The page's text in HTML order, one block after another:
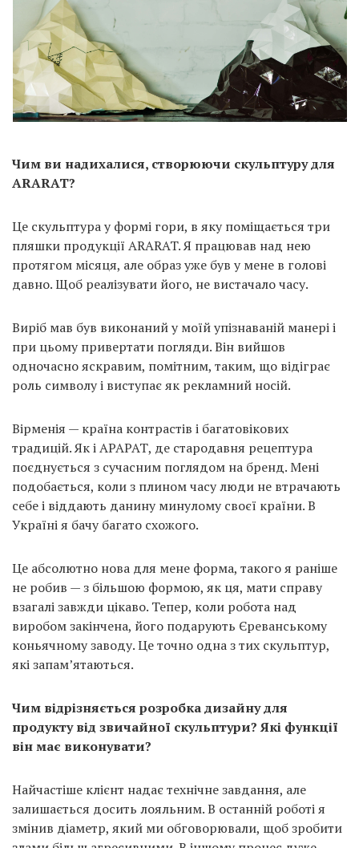
Чим ви надихалися, створюючи скульптуру для
ARARAT?
Це скульптура у формі гори, в яку поміщається три
пляшки продукції ARARAT. Я працював над нею
протягом місяця, але образ уже був у мене в голові
давно. Щоб реалізувати його, не вистачало часу.
Виріб мав був виконаний у моїй упізнаваній манері і
при цьому привертати погляди. Він вийшов
одночасно яскравим, помітним, таким, що відіграє
роль символу і виступає як рекламний носій.
Вірменія — країна контрастів і багатовікових
традицій. Як і АРАРАТ, де стародавня рецептура
поєднується з сучасним поглядом на бренд. Мені
подобається, коли з плином часу люди не втрачають
себе і віддають данину минулому своєї країни. В
Україні я бачу багато схожого.
Це абсолютно нова для мене форма, такого я раніше
не робив — з більшою формою, як ця, мати справу
взагалі завжди цікаво. Тепер, коли робота над
виробом закінчена, його подарують Єреванському
коньячному заводу. Це точно одна з тих скульптур,
які запам’ятаються.
Чим відрізняється розробка дизайну для
продукту від звичайної скульптури? Які функції
він має виконувати?
Найчастіше клієнт надає технічне завдання, але
залишається досить лояльним. В останній роботі я
змінив діаметр, який ми обговорювали, щоб зробити